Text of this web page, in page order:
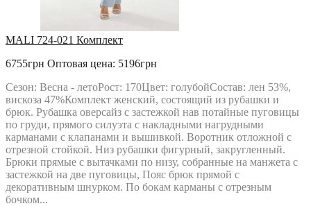
MALI 724-021 Комплект
6755грн Оптовая цена: 5196грн
Сезон: Весна - летоРост: 170Цвет: голубойСостав: лен 53%,
вискоза 47%Комплект женский, состоящий из рубашки и
брюк. Рубашка оверсайз с застежкой нав потайные пуговицы
по груди, прямого силуэта с накладными нагрудными
карманами с клапанами и вышивкой. Воротник отложной с
отрезной стойкой. Низ рубашки фигурный, закругленный.
Брюки прямые с вытачками по низу, собранные на манжета с
застежкой на две пуговицы, Пояс брюк прямой с
декоративным шнурком. По бокам карманы с отрезным
бочком...